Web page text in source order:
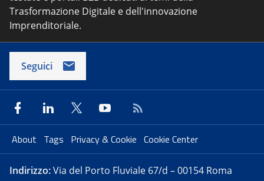
Trasformazione Digitale e dell'innovazione
Imprenditoriale.
Seguici
About Tags Privacy & Cookie Cookie Center
Indirizzo:Via del Porto Fluviale 67/d – 00154 Roma